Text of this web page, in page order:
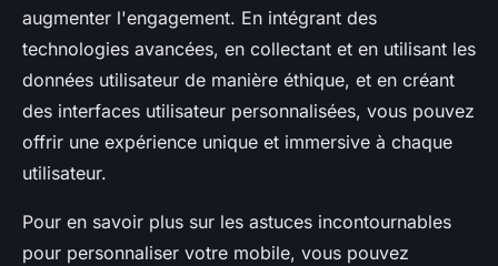
augmenter l'engagement. En intégrant des
technologies avancées, en collectant et en utilisant les
données utilisateur de manière éthique, et en créant
des interfaces utilisateur personnalisées, vous pouvez
offrir une expérience unique et immersive à chaque
utilisateur.
Pour en savoir plus sur les astuces incontournables
pour personnaliser votre mobile, vous pouvez